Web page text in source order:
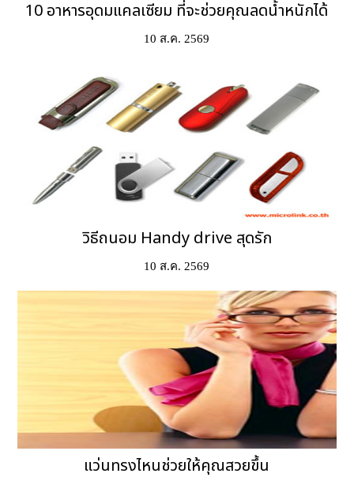
10 อาหารอุดมแคลเซียม ที่จะช่วยคุณลดน้ำหนักได้
10 ส.ค. 2569
วิธีถนอม Handy drive สุดรัก
10 ส.ค. 2569
แว่นทรงไหนช่วยให้คุณสวยขึ้น